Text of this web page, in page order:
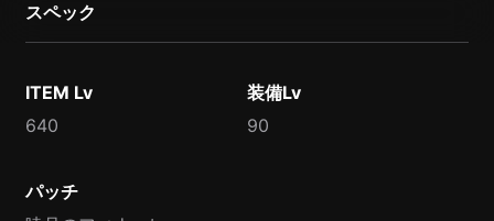
スペック
ITEM Lv
640
装備Lv
90
パッチ